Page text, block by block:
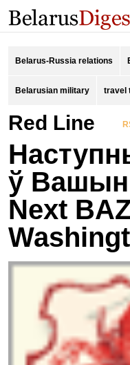
Belarus-Russia relations
Belarusian military travel
Red Line
ў
Next